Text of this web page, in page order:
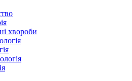
хвороби